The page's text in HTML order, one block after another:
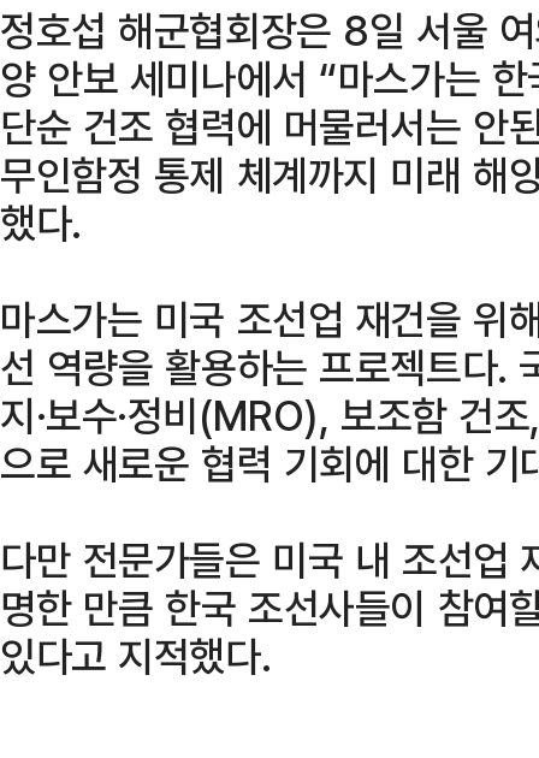
정호섭 해군협회장은 8일 서울
양 안보 세미나에서 “마스가는
단순 건조 협력에 머물러서는 안
무인함정 통제 체계까지 미래 해
했다.
마스가는 미국 조선업 재건을 위
선 역량을 활용하는 프로젝트다.
지·보수·정비(MRO), 보조함 건
으로 새로운 협력 기회에 대한 기
다만 전문가들은 미국 내 조선업
명한 만큼 한국 조선사들이 참여
있다고 지적했다.